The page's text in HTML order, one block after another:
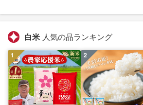
白米 人気の品ランキング
1 2